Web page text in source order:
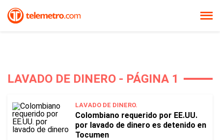
LAVADO DE DINERO - PÁGINA 1
LAVADO DE DINERO.
Colombiano requerido por EE.UU.
por lavado de dinero es detenido en
Tocumen